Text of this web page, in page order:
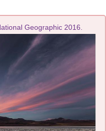
Geographic 2016.